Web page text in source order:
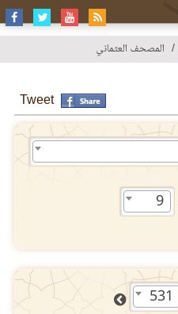
المصحف العثماني
Tweet
9
531